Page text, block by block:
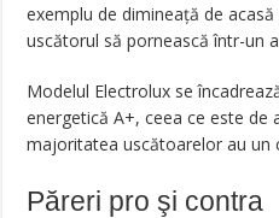
exemplu de dimineață de
uscătorul să pornească într-un
Modelul Electrolux se
energetică A+, ceea ce este de
majoritatea uscătoarelor au un
Păreri pro şi contra